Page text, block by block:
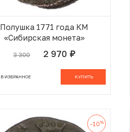
Полушка 1771 года КМ
«Сибирская монета»
3 300 2 970 руб.
КУПИТЬ
В ИЗБРАННОЕ
-10%